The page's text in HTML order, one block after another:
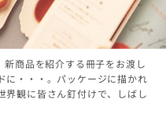
商品を紹介する冊子をお渡し
に・ ・ ・ 。パッケージに描かれ
界観に皆さん釘付けで、しばし